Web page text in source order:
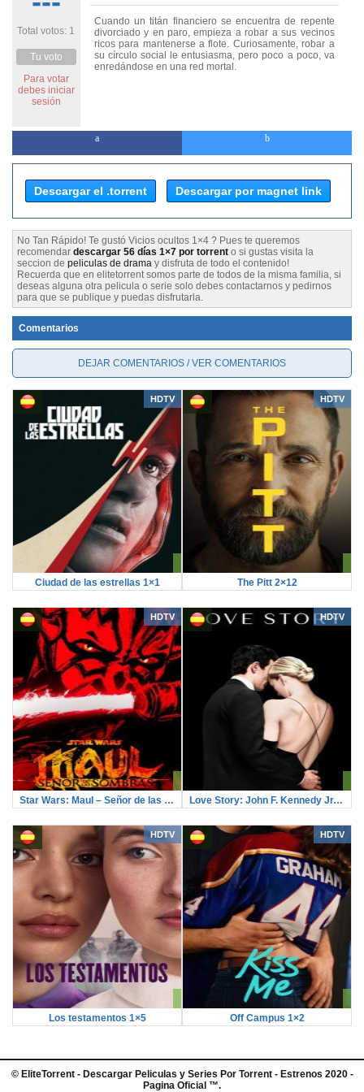
Total votos: 1
Tu voto
Para votar
debes iniciar
sesión
Cuando un titán financiero se encuentra de repente
divorciado y en paro, empieza a robar a sus vecinos
ricos para mantenerse a flote. Curiosamente, robar a
su círculo social le entusiasma, pero poco a poco, va
enredándose en una red mortal.
Descargar el .torrent Descargar por magnet link
No Tan Rápido! Te gustó Vicios ocultos 1×4 ? Pues te queremos
recomendar descargar 56 días 1×7 por torrent o si gustas visita la
seccion de peliculas de drama y disfruta de todo el contenido!
Recuerda que en elitetorrent somos parte de todos de la misma familia, si
deseas alguna otra pelicula o serie solo debes contactarnos y pedirnos
para que se publique y puedas disfrutarla.
Comentarios
DEJAR COMENTARIOS / VER COMENTARIOS
HDTV
Ciudad de las estrellas 1×1
HDTV
The Pitt 2×12
HDTV
Star Wars: Maul – Señor de las sombras 1×4
HDTV
Love Story: John F. Kennedy Jr. y Carolyn Bessette 1×8
HDTV
Los testamentos 1×5
HDTV
Off Campus 1×2
© EliteTorrent- Descargar Peliculas y Series Por Torrent - Estrenos 2020 -
Pagina Oficial ™.